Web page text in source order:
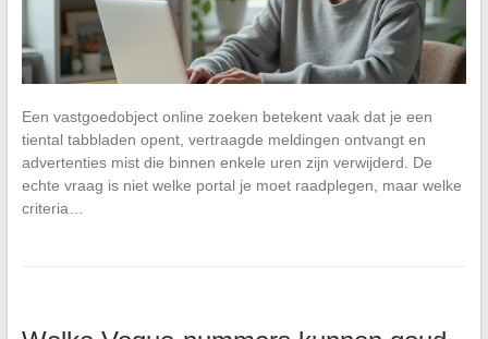
Een vastgoedobject online zoeken betekent vaak dat je een
tiental tabbladen opent, vertraagde meldingen ontvangt en
advertenties mist die binnen enkele uren zijn verwijderd. De
echte vraag is niet welke portal je moet raadplegen, maar welke
criteria…